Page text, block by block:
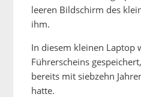
leeren Bildschirm des
ihm.
In diesem kleinen Laptop
Führerscheins
bereits mit siebzehn
hatte.